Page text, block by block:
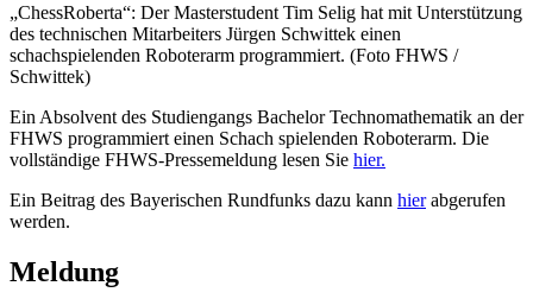
„ChessRoberta“: Der Masterstudent Tim Selig hat mit Unterstützung
des technischen Mitarbeiters Jürgen Schwittek einen
schachspielenden Roboterarm programmiert. (Foto FHWS /
Schwittek)
Ein Absolvent des Studiengangs Bachelor Technomathematik an der
FHWS programmiert einen Schach spielenden Roboterarm. Die
vollständige FHWS-Pressemeldung lesen Sie hier.
Ein Beitrag des Bayerischen Rundfunks dazu kann hierabgerufen
werden.
Meldung